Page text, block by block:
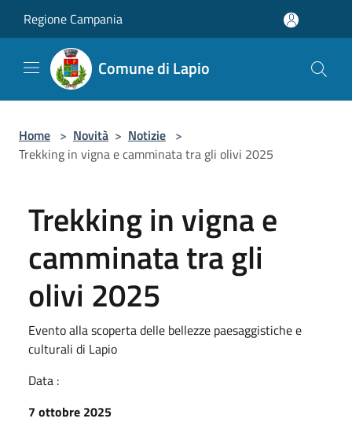
Regione Campania
Comune di Lapio
Home > Novità > Notizie >
Trekking in vigna e camminata tra gli olivi 2025
Trekking in vigna e
camminata tra gli
olivi 2025
Evento alla scoperta delle bellezze paesaggistiche e
culturali di Lapio
Data :
7 ottobre 2025